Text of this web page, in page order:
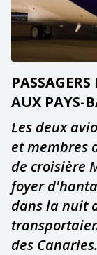
AUX PAYS-
Les deux
et membres
de croisière
foyer
dans la nuit
des Canaries.